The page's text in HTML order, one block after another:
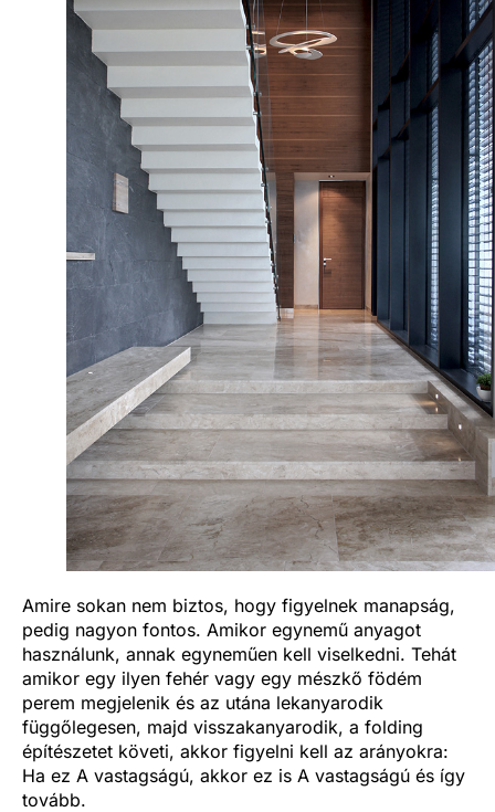
Amire sokan nem biztos, hogy figyelnek manapság,
pedig nagyon fontos. Amikor egynemű anyagot
használunk, annak egyneműen kell viselkedni. Tehát
amikor egy ilyen fehér vagy egy mészkő födém
perem megjelenik és az utána lekanyarodik
függőlegesen, majd visszakanyarodik, a folding
építészetet követi, akkor figyelni kell az arányokra:
Ha ez A vastagságú, akkor ez is A vastagságú és így
tovább.